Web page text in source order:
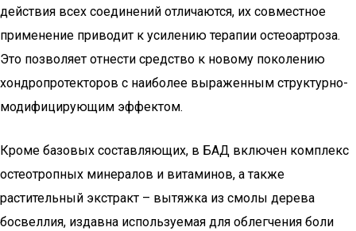
действия всех соединений отличаются, их совместное
применение приводит к усилению терапии остеоартроза.
Это позволяет отнести средство к новому поколению
хондропротекторов с наиболее выраженным структурно-
модифицирующим эффектом.
Кроме базовых составляющих, в БАД включен комплекс
остеотропных минералов и витаминов, а также
растительный экстракт – вытяжка из смолы дерева
босвеллия, издавна используемая для облегчения боли